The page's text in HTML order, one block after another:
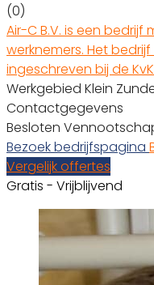
(0)
Air-C B.V. is een
werknemers. Het
ingeschreven bij de
Werkgebied Klein
Contactgegevens
Besloten
Bezoek bedrijfspagina
Vergelijk offertes
Gratis - Vrijblijvend